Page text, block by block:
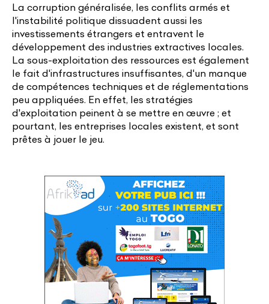
La corruption généralisée, les conflits armés et
l'instabilité politique dissuadent aussi les
investissements étrangers et entravent le
développement des industries extractives locales.
La sous-exploitation des ressources est également
le fait d'infrastructures insuffisantes, d'un manque
de compétences techniques et de réglementations
peu appliquées. En effet, les stratégies
d'exploitation peinent à se mettre en œuvre ; et
pourtant, les entreprises locales existent, et sont
prêtes à jouer le jeu.